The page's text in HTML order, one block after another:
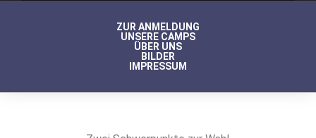
ZUR ANMELDUNG
UNSERE CAMPS
ÜBER UNS
BILDER
IMPRESSUM